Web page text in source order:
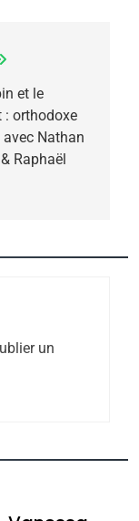
et le
: orthodoxe
avec Nathan
Raphaël
un
la plus
le
contre
RÉSILIENTE :
Thérèse